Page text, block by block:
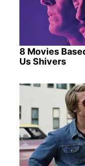
8 Movies
Us Shivers